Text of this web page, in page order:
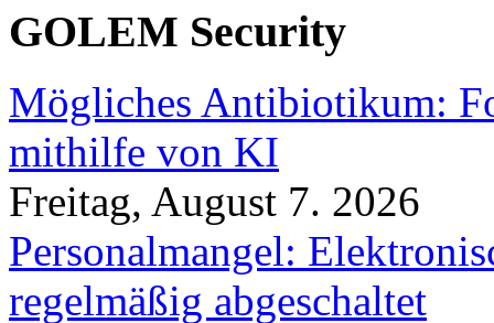
GOLEM Security
Mögliches Antibiotikum:
mithilfe von KI
Freitag, August 7. 2026
Personalmangel:
regelmäßig abgeschaltet